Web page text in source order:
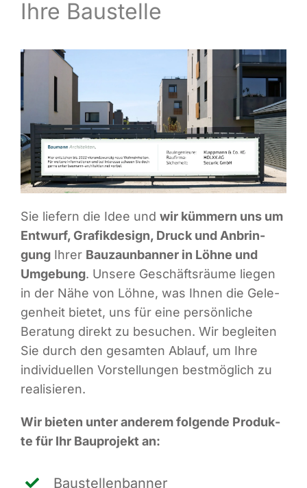
Infor­ma­ti­ves
Ihre Baustelle
Sie lie­fern die Idee und wir küm­mern uns um
Ent­wurf, Gra­fik­de­sign, Druck und Anbrin­
gungIhrer Bau­zaun­ban­ner in Löh­ne und
Umge­bung. Unse­re Geschäfts­räu­me lie­gen
in der Nähe von Löh­ne, was Ihnen die Gele­
gen­heit bie­tet, uns für eine per­sön­li­che
Bera­tung direkt zu besu­chen. Wir beglei­ten
Sie durch den gesam­ten Ablauf, um Ihre
indi­vi­du­el­len Vor­stel­lun­gen best­mög­lich zu
realisieren.
Wir bie­ten unter ande­rem fol­gen­de Pro­duk­
te für Ihr Bau­pro­jekt an:
Bau­stel­len­ban­ner